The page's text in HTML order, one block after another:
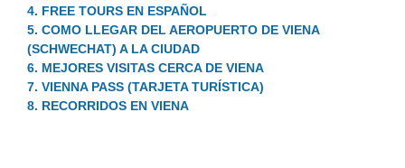
4. FREE TOURS EN ESPAÑOL
5. COMO LLEGAR DEL AEROPUERTO DE VIENA
(SCHWECHAT) A LA CIUDAD
6. MEJORES VISITAS CERCA DE VIENA
7. VIENNA PASS (TARJETA TURÍSTICA)
8. RECORRIDOS EN VIENA